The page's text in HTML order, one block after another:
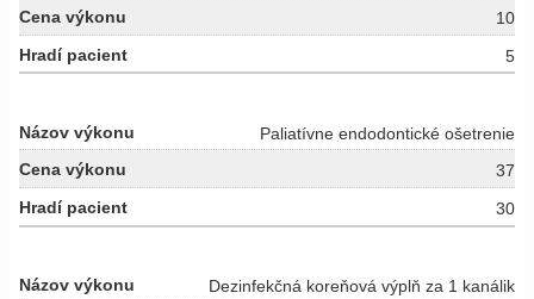
10
5
Paliatívne endodontické ošetrenie
37
30
Dezinfekčná koreňová výplň za 1 kanálik